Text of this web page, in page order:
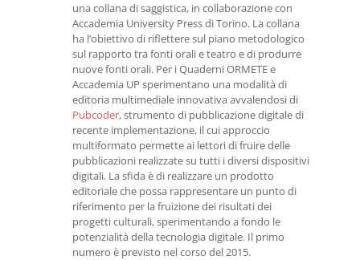
una collana di saggistica, in collaborazione con
Accademia University Press di Torino. La collana
ha l’obiettivo di riflettere sul piano metodologico
sul rapporto tra fonti orali e teatro e di produrre
nuove fonti orali. Per i Quaderni ORMETE e
Accademia UP sperimentano una modalità di
editoria multimediale innovativa avvalendosi di
Pubcoder, strumento di pubblicazione digi­tale di
recente implementazione, il cui approccio
multiformato permette ai lettori di fruire delle
pub­blicazioni realizzate su tutti i diversi dispositivi
digitali. La sfida è di realizzare un prodotto
editoriale che possa rappresentare un punto di
riferimento per la fruizione dei risul­tati dei
progetti culturali, sperimentando a fondo le
potenzialità della tecnologia digitale. Il primo
numero è previsto nel corso del 2015.